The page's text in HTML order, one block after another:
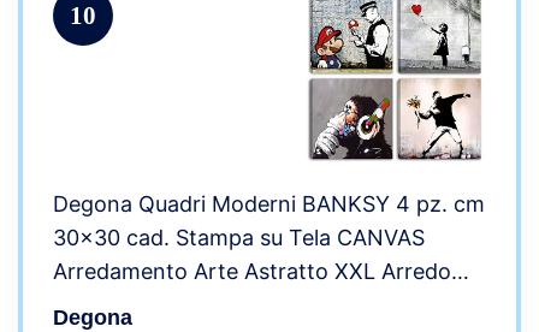
10
Degona Quadri Moderni BANKSY 4 pz. cm
30×30 cad. Stampa su Tela CANVAS
Arredamento Arte Astratto XXL Arredo
per soggiorno salotto camera da letto
Degona